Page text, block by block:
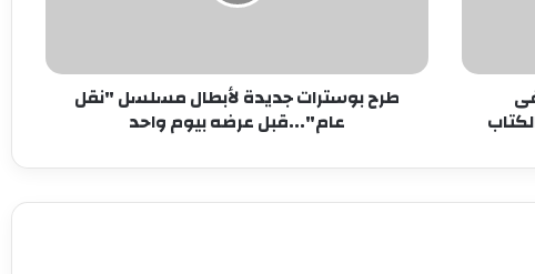
ابو عقيل والحمزاوي يهنئان رافت السمان
طاقة نور تعاون جديد بين بإيدي مصرية
وعملوها ازاي
بيوم
طرح بوسترات جديدة لأبطال مسلسل "نقل
عام"...قبل عرضه بيوم واحد